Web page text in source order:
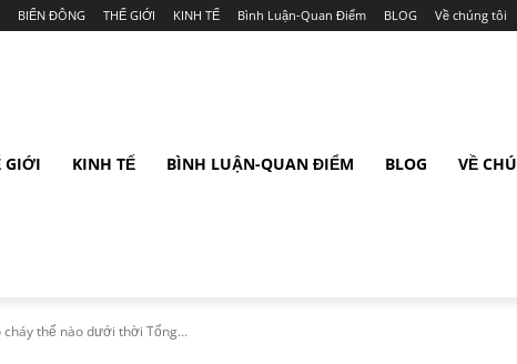
BIỂN ĐÔNG THẾ GIỚI KINH TẾ Bình Luận-Quan Điểm BLOG Về chúng tôi
GIỚI KINH TẾ BÌNH LUẬN-QUAN ĐIỂM BLOG VỀ
cháy thế nào dưới thời Tổng...